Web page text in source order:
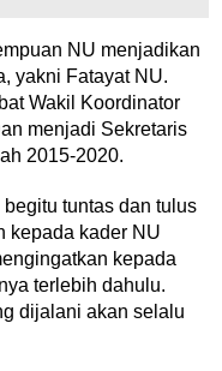
NU menjadikan
yakni Fatayat NU.
Wakil Koordinator
menjadi Sekretaris
2015-2020.
tuntas dan tulus
kepada kader NU
kepada
terlebih dahulu.
dijalani akan selalu